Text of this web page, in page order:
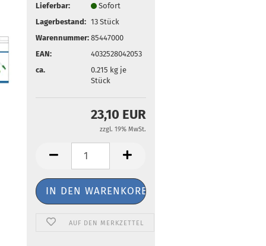
Lieferbar:
Sofort
Lagerbestand: 13 Stück
Warennummer: 85447000
EAN:
4032528042053
ca.
0.215 kg je
Stück
23,10 EUR
zzgl. 19% MwSt.
AUF DEN MERKZETTEL